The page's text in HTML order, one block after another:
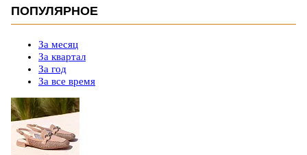
ПОПУЛЯРНОЕ
За месяц
За квартал
За год
За все время